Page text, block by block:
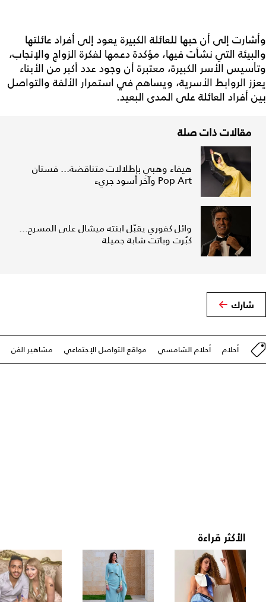
وأشارت إلى أن حبها للعائلة الكبيرة يعود إلى أفراد عائلتها
والبيئة التي نشأت فيها، مؤكدة دعمها لفكرة الزواج والإنجاب،
وتأسيس الأسر الكبيرة، معتبرة أن وجود عدد أكبر من الأبناء
يعزز الروابط الأسرية، ويساهم في استمرار الألفة والتواصل
بين أفراد العائلة على المدى البعيد.
مقالات ذات صلة
هيفاء وهبي بإطلالات متناقضة... فستان
Pop Art وآخر أسود جريء
وائل كفوري يقبّل ابنته ميشال على المسرح...
كبُرت وباتت شابة جميلة
شارك
أحلام أحلام الشامسي مواقع التواصل الإجتماعي مشاهير الفن
الأكثر قراءة